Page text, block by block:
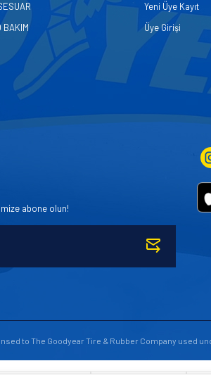
BAKIM
Yeni Üye Kayıt
Üye Girişi
abone olun!
to The Goodyear Tire & Rubber Company used